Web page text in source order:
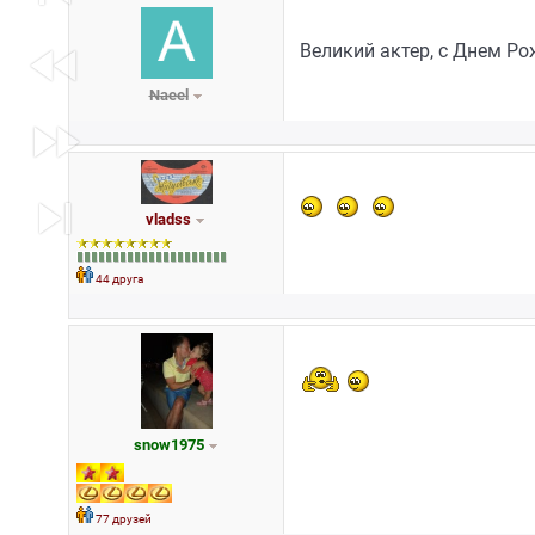
fast_rewind
fast_forward
skip_next
Naeel
Великий актер, с Днем
vladss
44 друга
snow1975
77 друзей